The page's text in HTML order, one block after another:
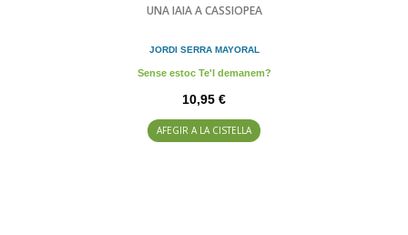
UNA IAIA A CASSIOPEA
JORDI SERRA MAYORAL
Sense estoc Te'l demanem?
10,95 €
AFEGIR A LA CISTELLA